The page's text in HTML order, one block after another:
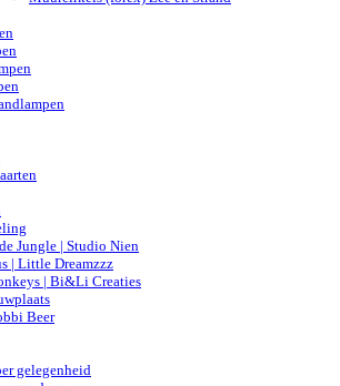
Jungle | Studio Nien
| Little Dreamzzz
| Bi&Li Creaties
Beer
gelegenheid